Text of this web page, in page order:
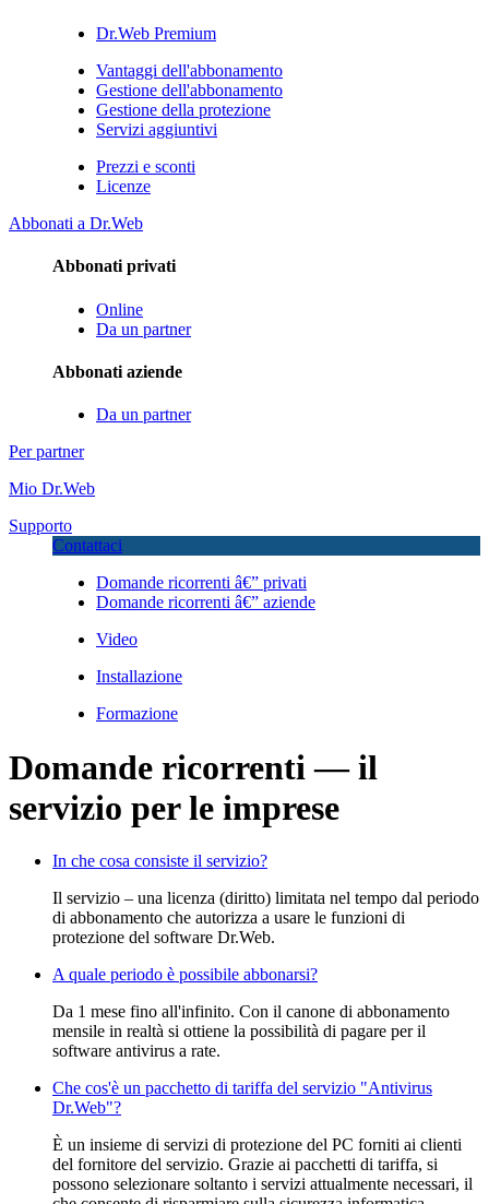
Dr.Web Premium
Vantaggi dell'abbonamento
Gestione dell'abbonamento
Gestione della protezione
Servizi aggiuntivi
Prezzi e sconti
Licenze
Abbonati a Dr.Web
Abbonati privati
Online
Da un partner
Abbonati aziende
Da un partner
Per partner
Mio Dr.Web
Supporto
Contattaci
Domande ricorrenti â€” privati
Domande ricorrenti â€” aziende
Video
Installazione
Formazione
Domande ricorrenti — il
servizio per le imprese
In che cosa consiste il servizio?
Il servizio – una licenza (diritto) limitata nel tempo dal periodo
di abbonamento che autorizza a usare le funzioni di
protezione del software Dr.Web.
A quale periodo è possibile abbonarsi?
Da 1 mese fino all'infinito. Con il canone di abbonamento
mensile in realtà si ottiene la possibilità di pagare per il
software antivirus a rate.
Che cos'è un pacchetto di tariffa del servizio "Antivirus
Dr.Web"?
È un insieme di servizi di protezione del PC forniti ai clienti
del fornitore del servizio. Grazie ai pacchetti di tariffa, si
possono selezionare soltanto i servizi attualmente necessari, il